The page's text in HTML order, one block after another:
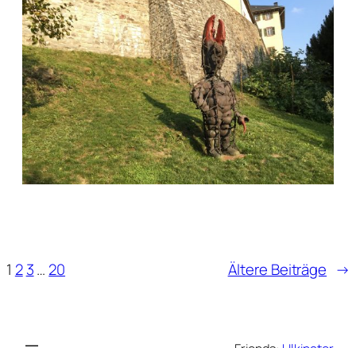
1 2 3… 20 Ältere Beiträge →